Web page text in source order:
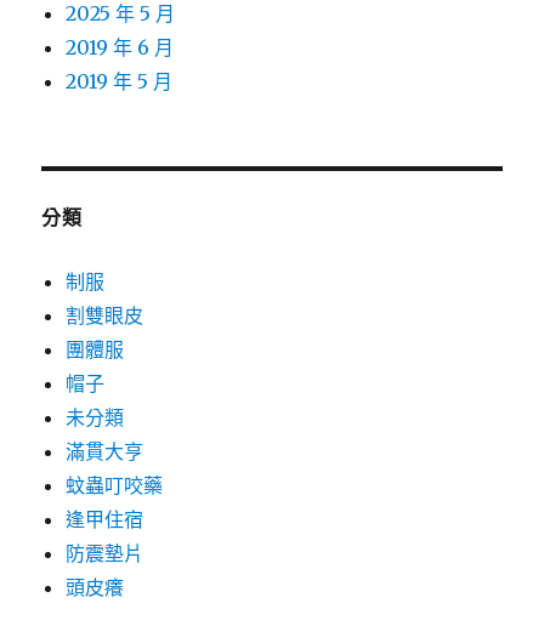
2025 年 5 月
2019 年 6 月
2019 年 5 月
分類
制服
割雙眼皮
團體服
帽子
未分類
滿貫大亨
蚊蟲叮咬藥
逢甲住宿
防震墊片
頭皮癢